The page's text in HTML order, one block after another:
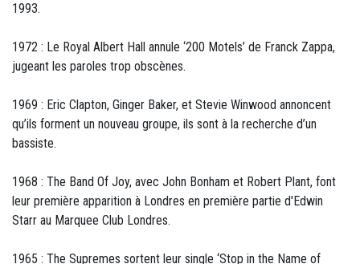
1993.
1972 : Le Royal Albert Hall annule ‘200 Motels’ de Franck Zappa,
jugeant les paroles trop obscènes.
1969 : Eric Clapton, Ginger Baker, et Stevie Winwood annoncent
qu’ils forment un nouveau groupe, ils sont à la recherche d’un
bassiste.
1968 : The Band Of Joy, avec John Bonham et Robert Plant, font
leur première apparition à Londres en première partie d'Edwin
Starr au Marquee Club Londres.
1965 : The Supremes sortent leur single ‘Stop in the Name of